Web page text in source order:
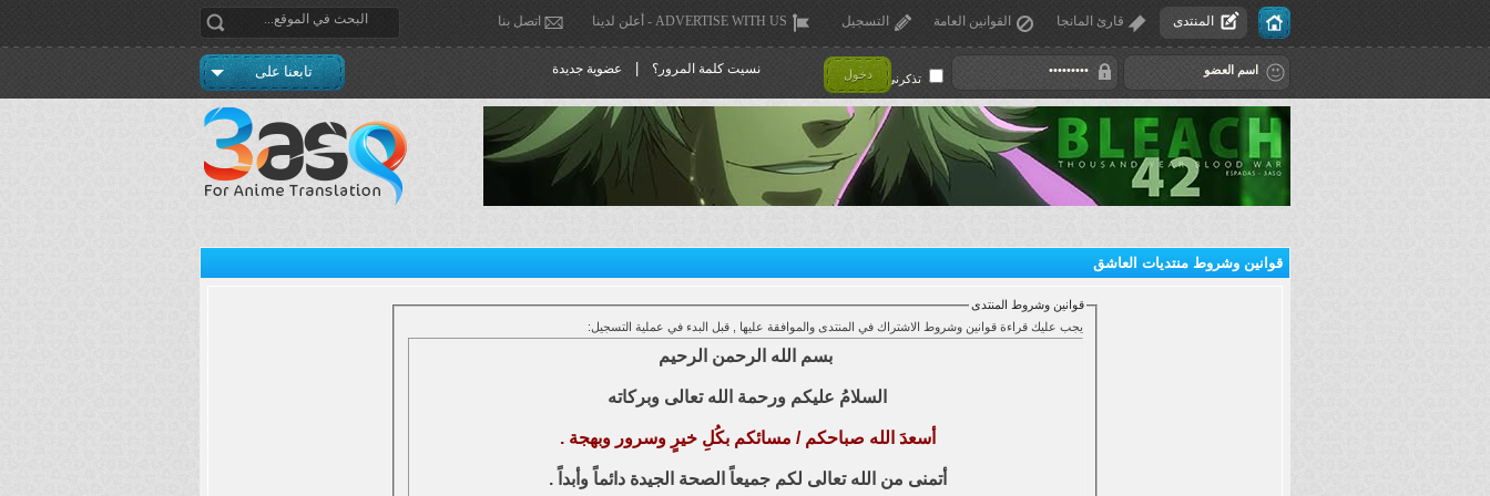
المنتدى قارئ المانجا القوانين العامة التسجيل ADVERTISE WITH US - أعلن لدينا اتصل بنا
تذكرني ! دخول نسيت كلمة المرور؟ عضوية جديدة تابعنا على
قوانين وشروط منتديات العاشق
قوانين وشروط المنتدى
يجب عليك قراءة قوانين وشروط الاشتراك في المنتدى والموافقة عليها , قبل البدء في عملية التسجيل:
بسم الله الرحمن الرحيم
السلامُ عليكم ورحمة الله تعالى وبركاته
أسعدَ الله صباحكم / مسائكم بكُلِ خيرٍ وسرور وبهجة .
أتمنى من الله تعالى لكم جميعاً الصحة الجيدة دائماً وأبداً .